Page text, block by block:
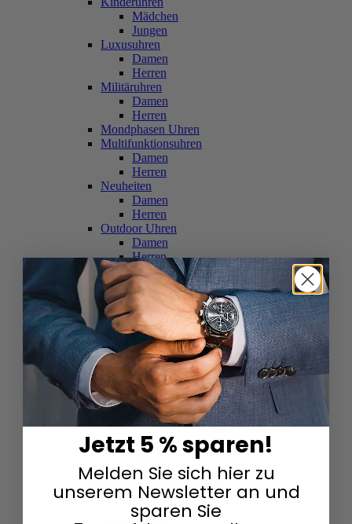
Mädchen
Jungen
Luxusuhren
Damen
Herren
Militäruhren
Damen
Herren
Mondphasen Uhren
Multifunktionsuhren
Damen
Herren
Neuheiten
Damen
Herren
Outdoor Uhren
Damen
Herren
Schweizer Uhren
Damen
Herren
Skelettuhren
Damen
Herren
Smartwatches
Damen
Herren
Solaruhren
Herren
Damen
Sportuhren
Damen
Herren
Swarovski & Edelsteine
Damen
Herren
Jetzt 5 % sparen!
Melden Sie sich hier zu
unserem Newsletter an und
sparen Sie